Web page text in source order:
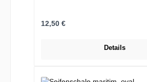
Regulärer Preis:
12,50 €
Details